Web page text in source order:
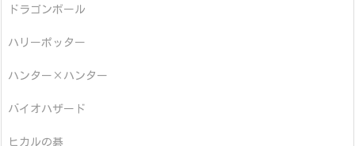
ドラゴンボール
ハリーポッター
ハンター×ハンター
バイオハザード
ヒカルの碁